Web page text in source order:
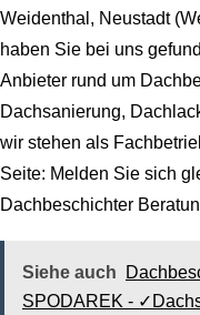
Weidenthal, Neustadt
haben Sie bei uns
Anbieter rund um
Dachsanierung,
wir stehen als
Seite: Melden Sie sich
Dachbeschichter
Siehe auch
SPODAREK -